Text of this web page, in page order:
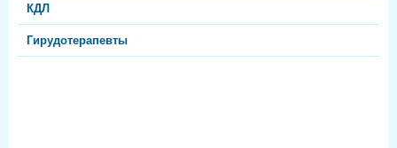
КДЛ
Гирудотерапевты